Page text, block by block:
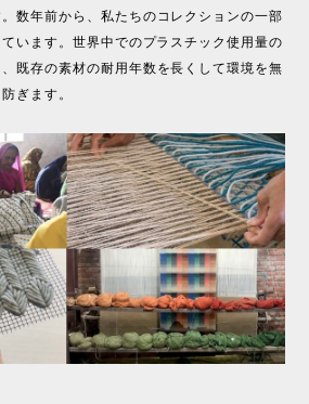
数年前から、私たちのコレクションの一部
います。世界中でのプラスチック使用量の
既存の素材の耐用年数を長くして環境を無
ぎます。